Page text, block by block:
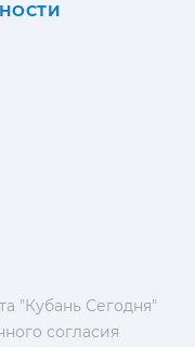
"Кубань Сегодня"
согласия